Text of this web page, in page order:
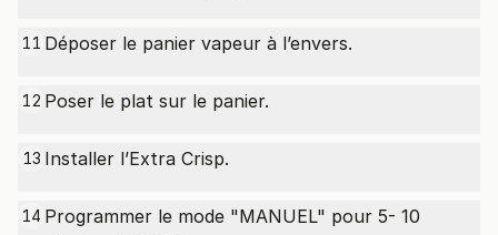
11 Déposer le panier vapeur à l’envers.
12 Poser le plat sur le panier.
13 Installer l’Extra Crisp.
14 Programmer le mode "MANUEL" pour 5- 10